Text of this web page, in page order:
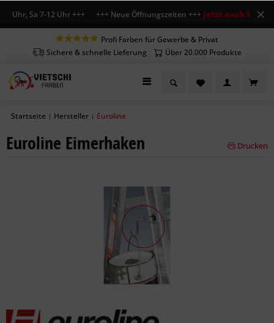
Uhr, Sa 7-12 Uhr +++ +++ Neue Öffnungszeiten +++Jetzt auch Sa
Profi Farben für Gewerbe & Privat
Sichere & schnelle Lieferung
Über 20.000 Produkte
Startseite | Hersteller | Euroline
Euroline Eimerhaken Drucken